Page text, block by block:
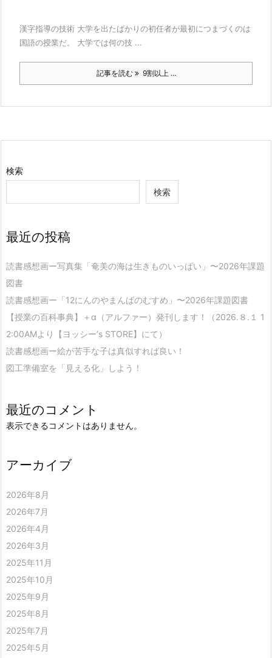
漢字指導の技術 大学を出たばかりの初任者が最初につまづくのは
国語の授業だ。 大学では何の技 ...
記事を読む 9割以上 ...
検索
検索
最近の投稿
読書感想画ー写真集「奄美の海は生きものいっぱい」〜2026年課題
図書
読書感想画ー「12にんのやまんばのむすめ」〜2026年課題図書
【授業の百科事典】＋α（アルファー）発刊します！（2026.８.１ 1
2:00AMより【ヨッシー’s STORE】にて）
読書感想画ー絵が苦手な子は真似すれば良い！
図工準備室を「見える化」しよう！
最近のコメント
表示できるコメントはありません。
アーカイブ
2026年8月
2026年7月
2026年4月
2026年3月
2025年11月
2025年10月
2025年9月
2025年8月
2025年7月
2025年5月